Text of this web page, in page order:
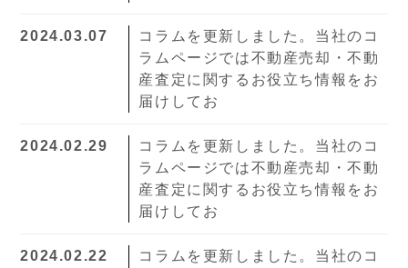
2024.03.07
コラムを更新しました。当社のコ
ラムページでは不動産売却・不動
産査定に関するお役立ち情報をお
届けしてお
2024.02.29
コラムを更新しました。当社のコ
ラムページでは不動産売却・不動
産査定に関するお役立ち情報をお
届けしてお
2024.02.22
コラムを更新しました。当社のコ